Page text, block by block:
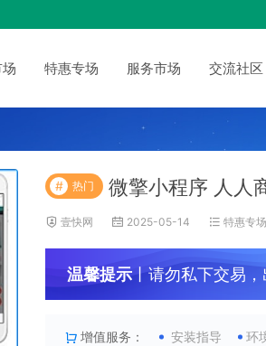
特惠专场 服务市场 交流社区
# 热门 微擎小程序 人人
壹快网 2025-05-14 特惠专场
温馨提示丨请勿私下交易，
增值服务： 安装指导 环